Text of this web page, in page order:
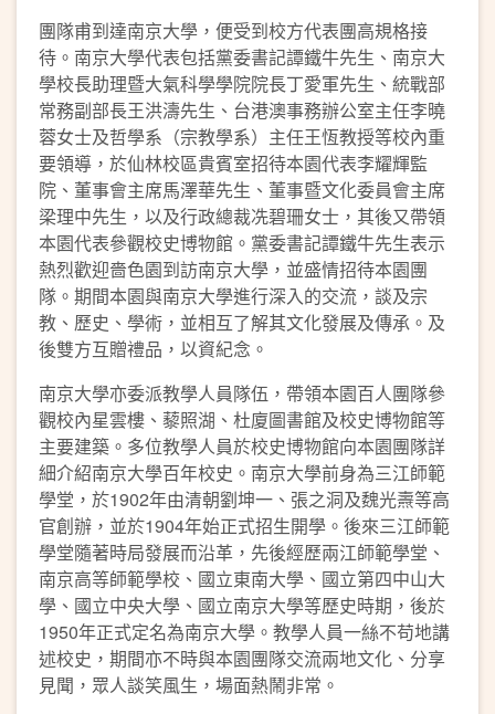
團隊甫到達南京大學，便受到校方代表團高規格接
待。南京大學代表包括黨委書記譚鐵牛先生、南京大
學校長助理暨大氣科學學院院長丁愛軍先生、統戰部
常務副部長王洪濤先生、台港澳事務辦公室主任李曉
蓉女士及哲學系（宗教學系）主任王恆教授等校內重
要領導，於仙林校區貴賓室招待本園代表李耀輝監
院、董事會主席馬澤華先生、董事暨文化委員會主席
梁理中先生，以及行政總裁冼碧珊女士，其後又帶領
本園代表參觀校史博物館。黨委書記譚鐵牛先生表示
熱烈歡迎嗇色園到訪南京大學，並盛情招待本園團
隊。期間本園與南京大學進行深入的交流，談及宗
教、歷史、學術，並相互了解其文化發展及傳承。及
後雙方互贈禮品，以資紀念。
南京大學亦委派教學人員隊伍，帶領本園百人團隊參
觀校內星雲樓、藜照湖、杜廈圖書館及校史博物館等
主要建築。多位教學人員於校史博物館向本園團隊詳
細介紹南京大學百年校史。南京大學前身為三江師範
學堂，於1902年由清朝劉坤一、張之洞及魏光燾等高
官創辦，並於1904年始正式招生開學。後來三江師範
學堂隨著時局發展而沿革，先後經歷兩江師範學堂、
南京高等師範學校、國立東南大學、國立第四中山大
學、國立中央大學、國立南京大學等歷史時期，後於
1950年正式定名為南京大學。教學人員一絲不苟地講
述校史，期間亦不時與本園團隊交流兩地文化、分享
見聞，眾人談笑風生，場面熱鬧非常。